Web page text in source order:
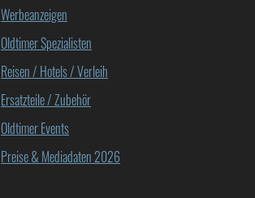
Werbeanzeigen
Oldtimer Spezialisten
Reisen / Hotels / Verleih
Ersatzteile / Zubehör
Oldtimer Events
Preise & Mediadaten 2026